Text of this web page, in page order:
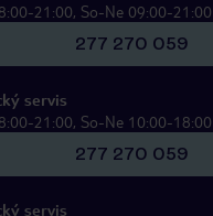
21:00, So-Ne 09:00-21:00
277 270 059
servis
21:00, So-Ne 10:00-18:00
277 270 059
servis